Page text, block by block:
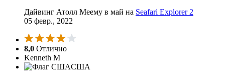
Дайвинг Атолл Меему в май на Seafari Explorer 2
05 февр., 2022
8,0 Отлично
Kenneth M
США